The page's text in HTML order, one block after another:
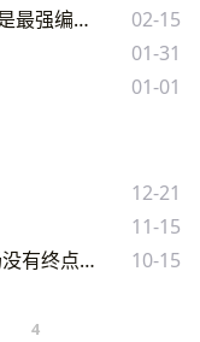
Claude 3 上手一个月：Sonnet 才是最强编程模型
02-15
01-31
01-01
12-21
11-15
LLM Context Window 竞赛：一场没有终点的马拉松
10-15
4